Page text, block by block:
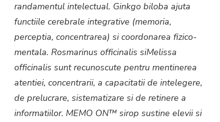
randamentul intelectual. Ginkgo biloba ajuta
functiile cerebrale integrative (memoria,
perceptia, concentrarea) si coordonarea fizico-
mentala. Rosmarinus officinalis siMelissa
officinalis sunt recunoscute pentru mentinerea
atentiei, concentrarii, a capacitatii de intelegere,
de prelucrare, sistematizare si de retinere a
informatiilor. MEMO ON™ sirop sustine elevii si